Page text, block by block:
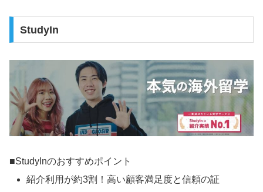
StudyIn
■StudyInのおすすめポイント
紹介利用が約3割！高い顧客満足度と信頼の証